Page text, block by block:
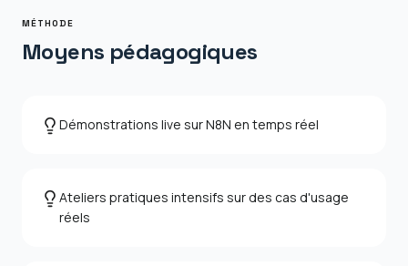
MÉTHODE
Moyens pédagogiques
Démonstrations live sur N8N en temps réel
Ateliers pratiques intensifs sur des cas d'usage
réels